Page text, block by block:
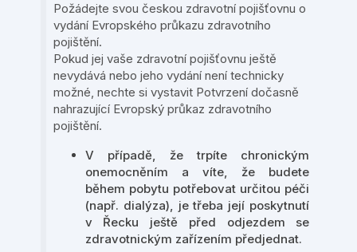
Požádejte svou českou zdravotní pojišťovnu o
vydání Evropského průkazu zdravotního
pojištění.
Pokud jej vaše zdravotní pojišťovnu ještě
nevydává nebo jeho vydání není technicky
možné, nechte si vystavit Potvrzení dočasně
nahrazující Evropský průkaz zdravotního
pojištění.
V případě, že trpíte chronickým
onemocněním a víte, že budete
během pobytu potřebovat určitou péči
(např. dialýza), je třeba její poskytnutí
v Řecku ještě před odjezdem se
zdravotnickým zařízením předjednat.